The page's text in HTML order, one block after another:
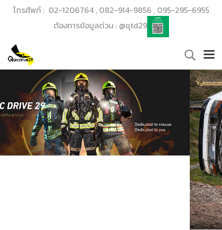
โทรศัพท์ : 02-1206764 , 082-914-9856 , 095-295-6955
ต้องการข้อมูลด่วน : @qtd29